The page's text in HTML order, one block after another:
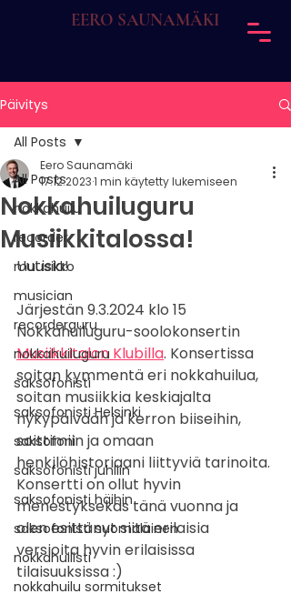
EERO SAUNAMÄKI
Päivitys
All Posts
nokkahuilu
recorder
muusikko
musician
recorderguru
nokkahuiluguru
saksofonisti
saksofonisti Helsinki
saksofoni
saksofonisti juhliin
saksofonisti häihin
saksofonisti suomalainen
nokkahuilisti
nokkahuilu sormitukset
All Posts
Nokkahuiluguru
Musiikkitalossa!
Eero Saunamäki
17.12.20231 min käytetty lukemiseen
Uutisia!
Järjestän 9.3.2024 klo 15
Nokkahuiluguru-soolokonsertin
Musiikkitalon Klubilla. Konsertissa
soitan kymmentä eri nokkahuilua,
soitan musiikkia keskiajalta
nykypäivään ja kerron biiseihin,
soittimiin ja omaan
henkilöhistoriaani liittyviä tarinoita.
Konsertti on ollut hyvin
menestyksekäs tänä vuonna ja
olen esittänyt siitä erilaisia
versioita hyvin erilaisissa
tilaisuuksissa :)